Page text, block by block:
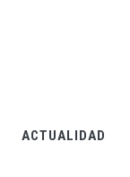
ACTUALIDAD